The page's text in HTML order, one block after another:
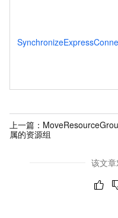
上一篇：
属的资源组
该文章